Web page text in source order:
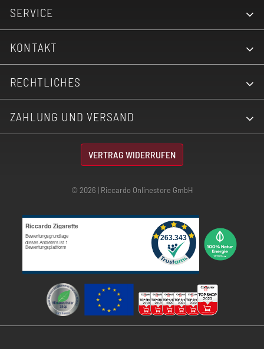
SERVICE
KONTAKT
RECHTLICHES
ZAHLUNG UND VERSAND
VERTRAG WIDERRUFEN
© 2026 | Riccardo Onlinestore GmbH